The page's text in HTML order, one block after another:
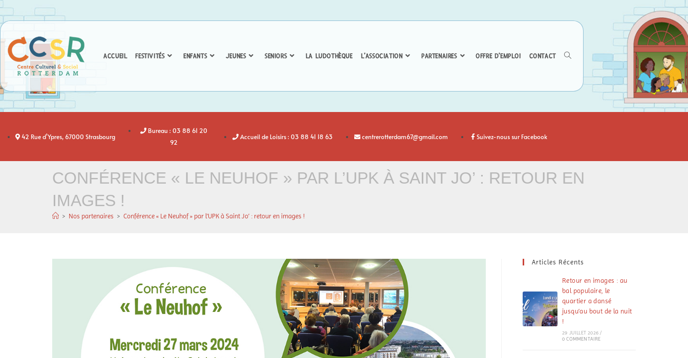
ACCUEIL FESTIVITÉS ENFANTS JEUNES SENIORS LA LUDOTHÈQUE L’ASSOCIATION PARTENAIRES OFFRE D’EMPLOI CONTACT
42 Rue d'Ypres, 67000 Strasbourg
Bureau : 03 88 61 20
92
Accueil de Loisirs : 03 88 41 18 63 centrerotterdam67@gmail.com Suivez-nous sur Facebook
CONFÉRENCE « LE NEUHOF » PAR L’UPK À SAINT JO’ : RETOUR EN
IMAGES !
> Nos partenaires > Conférence « Le Neuhof » par l’UPK à Saint Jo’ : retour en images !
Articles Récents
Retour en images : au
bal populaire, le
quartier a dansé
jusqu’au bout de la nuit
!
29 JUILLET 2026 /
0 COMMENTAIRE